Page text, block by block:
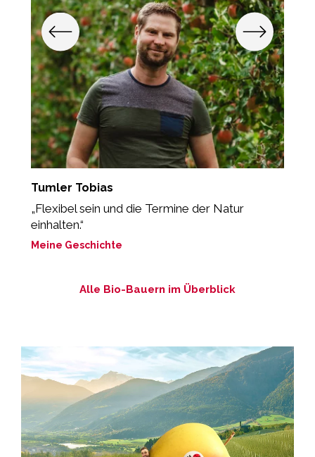
Tumler Tobias
„Flexibel sein und die Termine der Natur
einhalten.“
Meine Geschichte
Alle Bio-Bauern im Überblick